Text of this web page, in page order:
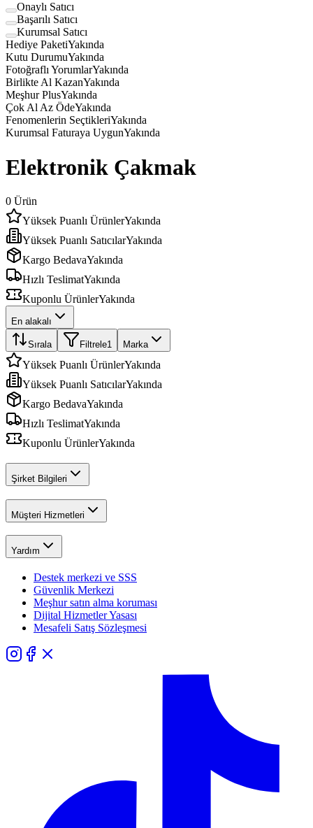
Onaylı Satıcı
Başarılı Satıcı
Kurumsal Satıcı
Hediye PaketiYakında
Kutu DurumuYakında
Fotoğraflı YorumlarYakında
Birlikte Al KazanYakında
Meşhur PlusYakında
Çok Al Az ÖdeYakında
Fenomenlerin SeçtikleriYakında
Kurumsal Faturaya UygunYakında
Elektronik Çakmak
0 Ürün
Yüksek Puanlı ÜrünlerYakında
Yüksek Puanlı SatıcılarYakında
Kargo BedavaYakında
Hızlı TeslimatYakında
Kuponlu ÜrünlerYakında
En alakalı
Sırala Filtrele1 Marka
Yüksek Puanlı ÜrünlerYakında
Yüksek Puanlı SatıcılarYakında
Kargo BedavaYakında
Hızlı TeslimatYakında
Kuponlu ÜrünlerYakında
Şirket Bilgileri
Müşteri Hizmetleri
Yardım
Destek merkezi ve SSS
Güvenlik Merkezi
Meşhur satın alma koruması
Dijital Hizmetler Yasası
Mesafeli Satış Sözleşmesi